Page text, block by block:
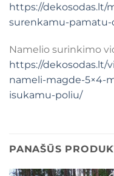
https://dekosodas.lt/
surenkamu-
Namelio surinkimo
https://dekosodas.lt/
nameli-magde-5×4-
isukamu-poliu/
PANAŠŪS